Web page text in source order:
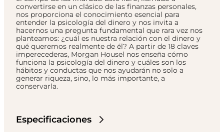
convertirse en un clásico de las finanzas personales,
nos proporciona el conocimiento esencial para
entender la psicología del dinero y nos invita a
hacernos una pregunta fundamental que rara vez nos
planteamos: ¿cuál es nuestra relación con el dinero y
qué queremos realmente de él? A partir de 18 claves
imperecederas, Morgan Housel nos enseña cómo
funciona la psicología del dinero y cuáles son los
hábitos y conductas que nos ayudarán no solo a
generar riqueza, sino, lo más importante, a
conservarla.
Especificaciones